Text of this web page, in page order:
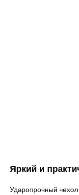
Яркий и
Ударопрочный чехол